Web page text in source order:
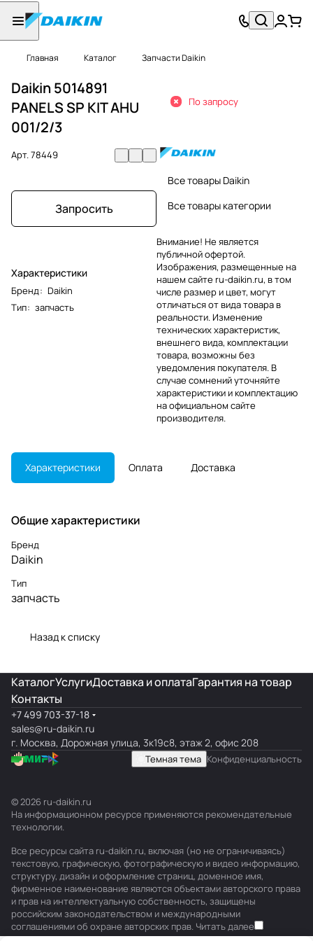
Главная Каталог Запчасти Daikin
Daikin 5014891
PANELS SP KIT AHU
001/2/3
Арт.78449
Запросить
Характеристики
Бренд: Daikin
Тип: запчасть
По запросу
Все товары Daikin
Все товары категории
Внимание! Не является
публичной офертой.
Изображения, размещенные на
нашем сайте ru-daikin.ru, в том
числе размер и цвет, могут
отличаться от вида товара в
реальности. Изменение
технических характеристик,
внешнего вида, комплектации
товара, возможны без
уведомления покупателя. В
случае сомнений уточняйте
характеристики и комплектацию
на официальном сайте
производителя.
Характеристики Оплата Доставка
Общие характеристики
Бренд
Daikin
Тип
запчасть
Назад к списку
КаталогУслугиДоставка и оплатаГарантия на товар
Контакты
+7 499 703-37-18
sales@ru-daikin.ru
г. Москва, Дорожная улица, 3к19с8, этаж 2, офис 208
Темная тема Конфиденциальность
© 2026 ru-daikin.ru
На информационном ресурсе применяются рекомендательные
технологии.
Все ресурсы сайта ru-daikin.ru, включая (но не ограничиваясь)
текстовую, графическую, фотографическую и видео информацию,
структуру, дизайн и оформление страниц, доменное имя,
фирменное наименование являются объектами авторского права
и прав на интеллектуальную собственность, защищены
российским законодательством и международными
соглашениями об охране авторских прав. Читать далее